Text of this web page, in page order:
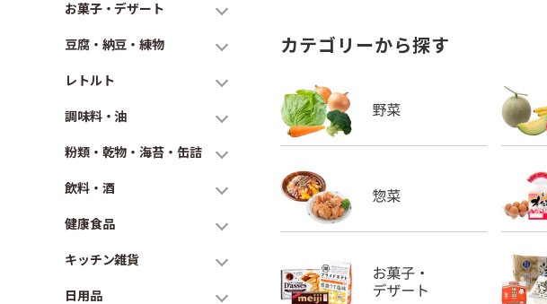
お菓子・デザート
豆腐・納豆・練物
レトルト
調味料・油
粉類・乾物・海苔・缶詰
飲料・酒
健康食品
キッチン雑貨
日用品
カテゴリーから探す